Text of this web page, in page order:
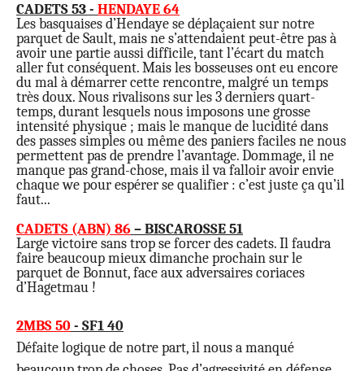
CADETS 53 - HENDAYE 64
Les basquaises d’Hendaye se déplaçaient sur notre
parquet de Sault, mais ne s’attendaient peut-être pas à
avoir une partie aussi difficile, tant l’écart du match
aller fut conséquent. Mais les bosseuses ont eu encore
du mal à démarrer cette rencontre, malgré un temps
très doux. Nous rivalisons sur les 3 derniers quart-
temps, durant lesquels nous imposons une grosse
intensité physique ; mais le manque de lucidité dans
des passes simples ou même des paniers faciles ne nous
permettent pas de prendre l’avantage. Dommage, il ne
manque pas grand-chose, mais il va falloir avoir envie
chaque we pour espérer se qualifier : c’est juste ça qu’il
faut...
CADETS (ABN) 86– BISCAROSSE 51
Large victoire sans trop se forcer des cadets. Il faudra
faire beaucoup mieux dimanche prochain sur le
parquet de Bonnut, face aux adversaires coriaces
d’Hagetmau !
2MBS 50- SF1 40
Défaite logique de notre part, il nous a manqué